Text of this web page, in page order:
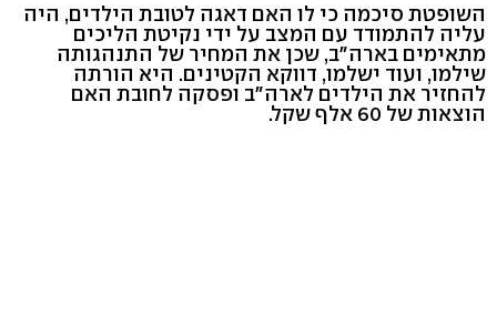
השופטת סיכמה כי לו האם דאגה לטובת הילדים, היה
עליה להתמודד עם המצב על ידי נקיטת הליכים
מתאימים בארה"ב, שכן את המחיר של התנהגותה
שילמו, ועוד ישלמו, דווקא הקטינים. היא הורתה
להחזיר את הילדים לארה"ב ופסקה לחובת האם
הוצאות של 60 אלף שקל.